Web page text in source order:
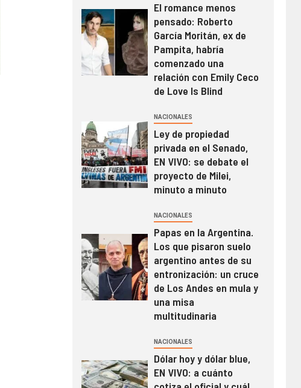
El romance menos
pensado: Roberto
García Moritán, ex de
Pampita, habría
comenzado una
relación con Emily Ceco
de Love Is Blind
NACIONALES
Ley de propiedad
privada en el Senado,
EN VIVO: se debate el
proyecto de Milei,
minuto a minuto
NACIONALES
Papas en la Argentina.
Los que pisaron suelo
argentino antes de su
entronización: un cruce
de Los Andes en mula y
una misa
multitudinaria
NACIONALES
Dólar hoy y dólar blue,
EN VIVO: a cuánto